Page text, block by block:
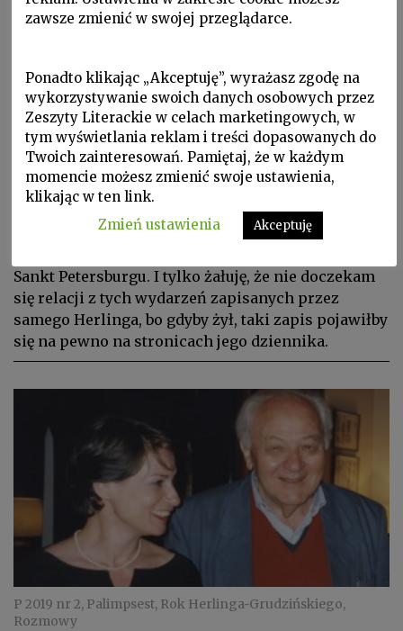
P 2019 nr 5, Palimpsest, Podróże, Proza, Rok
Herlinga‑Grudzińskiego, Sylwetki
MAREK ZAGAŃCZYK
O kilku obrazach, ludziach i
miejscach
Nie przestaje mnie bowiem radośnie zastanawiać,
Sankt Petersburgu. I tylko żałuję, że nie doczekam
się relacji z tych wydarzeń zapisanych przez
samego Herlinga, bo gdyby żył, taki zapis pojawiłby
się na pewno na stronicach jego dziennika.
P 2019 nr 2, Palimpsest, Rok Herlinga‑Grudzińskiego,
Rozmowy
zawsze zmienić w swojej przeglądarce.
Ponadto klikając „Akceptuję”, wyrażasz zgodę na
wykorzystywanie swoich danych osobowych przez
Zeszyty Literackie w celach marketingowych, w
tym wyświetlania reklam i treści dopasowanych do
Twoich zainteresowań. Pamiętaj, że w każdym
momencie możesz zmienić swoje ustawienia,
klikając w ten link.
Zmień ustawienia
Akceptuję